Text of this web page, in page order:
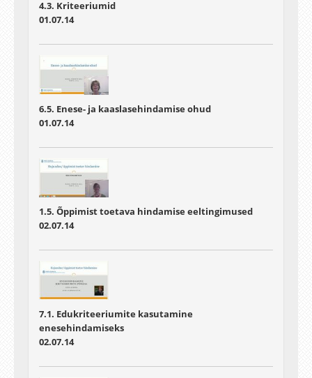
4.3. Kriteeriumid
01.07.14
6.5. Enese- ja kaaslasehindamise ohud
01.07.14
1.5. Õppimist toetava hindamise eeltingimused
02.07.14
7.1. Edukriteeriumite kasutamine
enesehindamiseks
02.07.14